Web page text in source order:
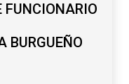
FUNCIONARIO
BURGUEÑO